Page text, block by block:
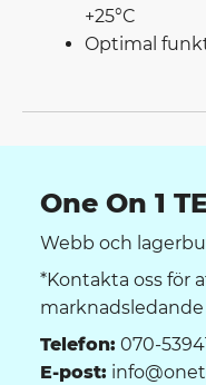
+25°C
Optimal
One On 1
Webb och
*Kontakta oss för
Telefon: 070-
E-post: